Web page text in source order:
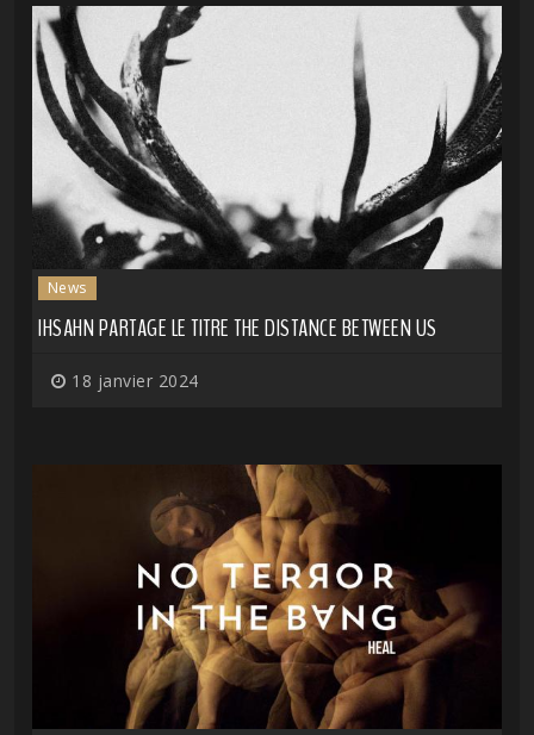
News
IHSAHN PARTAGE LE TITRE THE DISTANCE BETWEEN US
18 janvier 2024